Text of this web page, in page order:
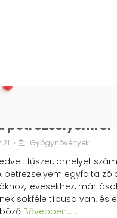
petrezselyemről
• Gyógynövények
fűszer, amelyet
petrezselyem egyfajta
levesekhez,
sokféle típusa van, és
Bővebben...…